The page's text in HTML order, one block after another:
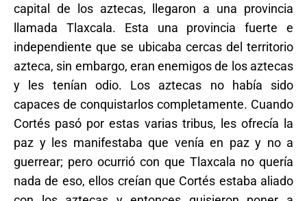
capital de los aztecas, llegaron a una provincia
llamada Tlaxcala. Esta una provincia fuerte e
independiente que se ubicaba cercas del territorio
azteca, sin embargo, eran enemigos de los aztecas
y les tenían odio. Los aztecas no había sido
capaces de conquistarlos completamente. Cuando
Cortés pasó por estas varias tribus, les ofrecía la
paz y les manifestaba que venía en paz y no a
guerrear; pero ocurrió con que Tlaxcala no quería
nada de eso, ellos creían que Cortés estaba aliado